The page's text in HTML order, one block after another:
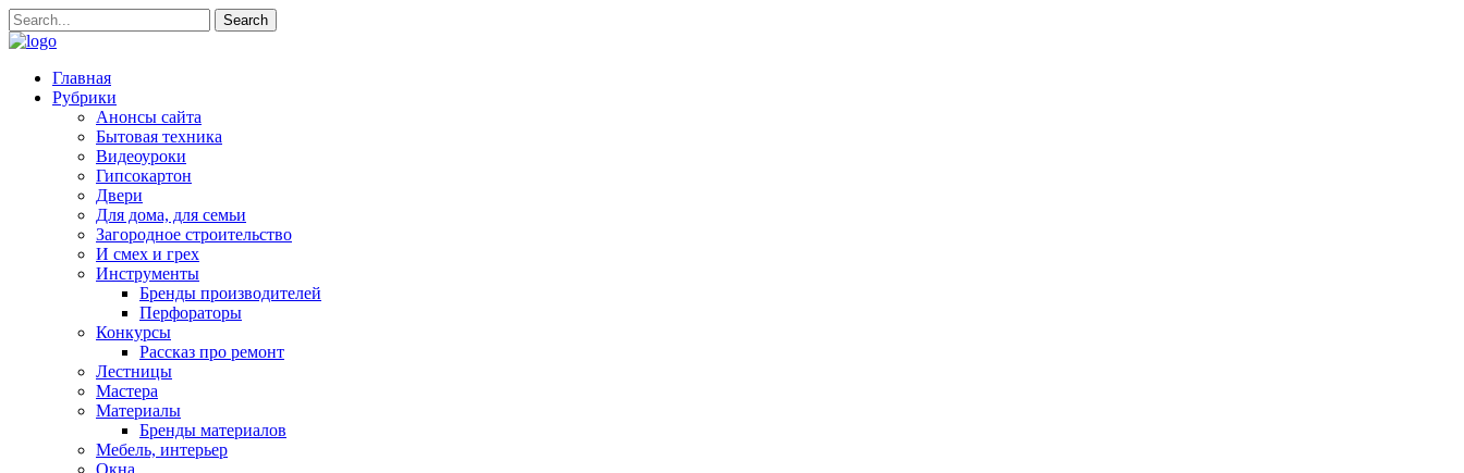
Главная
Рубрики
Анонсы сайта
Бытовая техника
Видеоуроки
Гипсокартон
Двери
Для дома, для семьи
Загородное строительство
И смех и грех
Инструменты
Бренды производителей
Перфораторы
Конкурсы
Рассказ про ремонт
Лестницы
Мастера
Материалы
Бренды материалов
Мебель, интерьер
Окна